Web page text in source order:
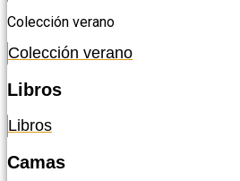
Colección verano
Colección verano
Libros
Libros
Camas